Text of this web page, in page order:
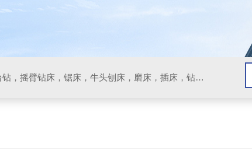
数控车床，加工中心，数控铣床，立钻，台钻，摇臂钻床，锯床，牛头刨床，磨床，插床，钻铣床，滚齿机